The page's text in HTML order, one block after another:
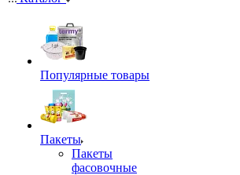
Популярные товары
Пакеты
Пакеты
фасовочные